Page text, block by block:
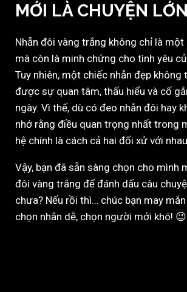
MỚI LÀ CHUYỆN
Nhẫn đôi vàng trắng không chỉ là
mà còn là minh chứng cho tình yêu
Tuy nhiên, một chiếc nhẫn đẹp không
được sự quan tâm, thấu hiểu và cố
ngày. Vì thế, dù có đeo nhẫn đôi hay
nhớ rằng điều quan trọng nhất trong
hệ chính là cách cả hai đối xử với
Vậy, bạn đã sẵn sàng chọn cho mình
đôi vàng trắng để đánh dấu câu
chưa? Nếu rồi thì… chúc bạn may
chọn nhẫn dễ, chọn người mới khó! 😉